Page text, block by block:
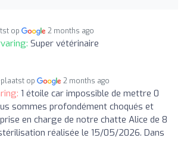
op 2 months ago
Super vétérinaire
op 2 months ago
1 étoile car impossible de mettre 0
sommes profondément choqués et
en charge de notre chatte Alice de 8
réalisée le 15/05/2026. Dans